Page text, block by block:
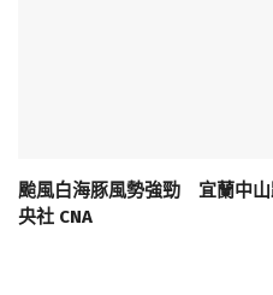
颱風白海豚風勢強勁 宜蘭中
央社 CNA